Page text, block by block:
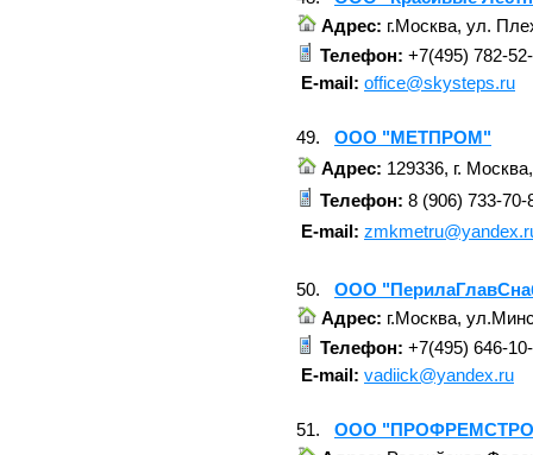
Адрес: г.Москва, ул.
Телефон: +7(495) 782-
E-mail: office@skysteps.ru
49. ООО "МЕТПРОМ"
Адрес: 129336, г.
Телефон: 8 (906) 733-70-
E-mail:
50. ООО
Адрес: г.Москва,
Телефон: +7(495) 646-
E-mail: vadiick@yandex.ru
51. ООО